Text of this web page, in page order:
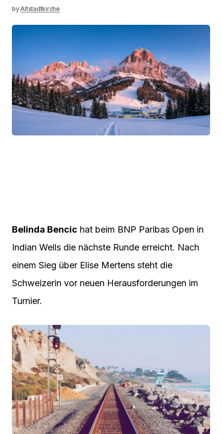
byAltstadtkirche
Belinda Bencic hat beim BNP Paribas Open in
Indian Wells die nächste Runde erreicht. Nach
einem Sieg über Elise Mertens steht die
Schweizerin vor neuen Herausforderungen im
Turnier.